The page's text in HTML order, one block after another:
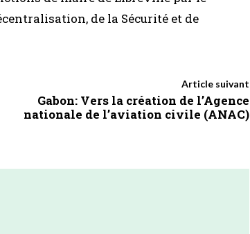
de la Sécurité et de
Article suivant
Gabon: Vers la création de l’Agence
nationale de l’aviation civile (ANAC)